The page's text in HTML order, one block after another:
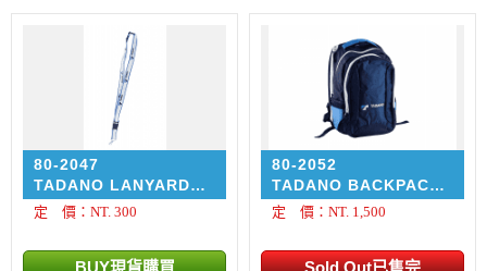
80-2047
TADANO LANYARD
BLUE-WHITE ​ 識別證 /
工作證 頸帶
定 價：NT. 300
80-2052
TADANO BACKPACK
後背包
定 價：NT. 1,500